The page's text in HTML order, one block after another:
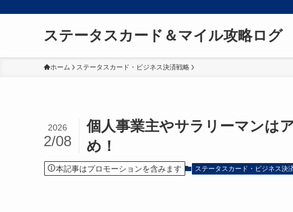
ステータスカード＆マイル攻略ログ
ホーム ステータスカード・ビジネス決済戦略
個人事業主やサラリーマンは
め！
2026
2/08
本記事はプロモーションを含みます ステータスカード・ビジネス決